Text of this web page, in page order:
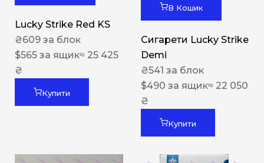
Lucky Strike Red KS
₴609 за блок
$565 за ящик≈ 25 425
₴
Купити
В Кошик
Сигарети Lucky Strike
Demi
₴541 за блок
$490 за ящик≈ 22 050
₴
Купити